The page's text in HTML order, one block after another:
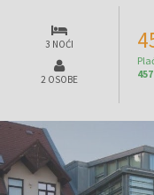
3 NOĆI
2 OSOBE